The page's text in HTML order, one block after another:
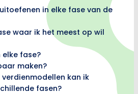
in elke fase van de
waar ik het meest op wil
elke fase?
maken?
kan ik
fasen?